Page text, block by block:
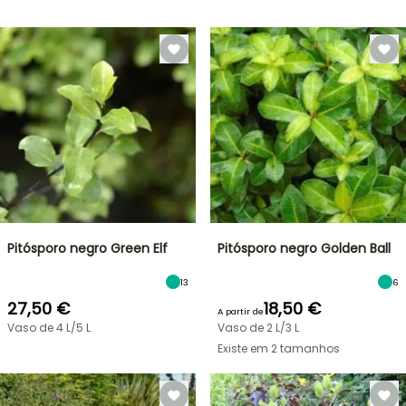
Pitósporo negro Green Elf
13
27,50 €
Vaso de 4 L/5 L
Pitósporo negro Golden Ball
6
A partir de18,50 €
Vaso de 2 L/3 L
Existe em 2 tamanhos